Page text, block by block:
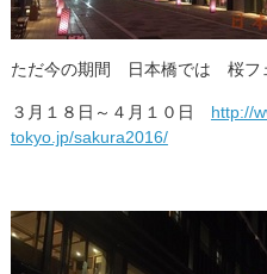
ただ今の期間 日本橋では 桜フ
３月１８日～４月１０日 http://
tokyo.jp/sakura2016/